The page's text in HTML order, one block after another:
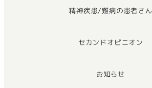
精神疾患/難病の患者さん
セカンドオピニオン
お知らせ